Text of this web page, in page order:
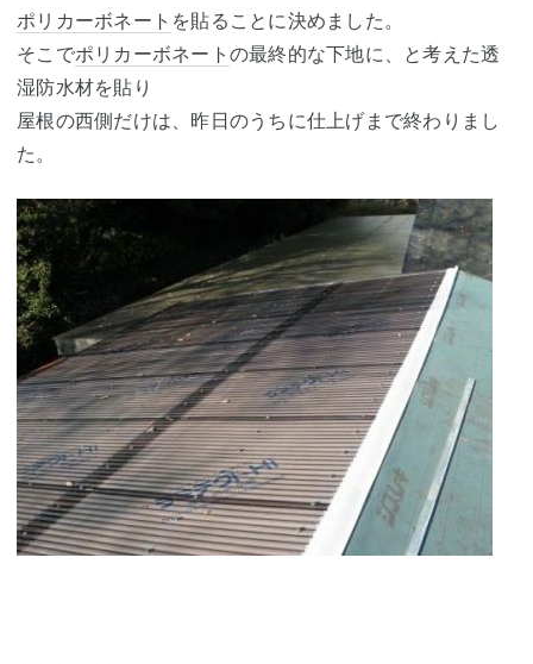
ポリカーボネート を貼ることに決めました。
そこでポリカーボネート の最終的な下地に、と考えた透
湿防水材を貼り
屋根の西側だけは、昨日のうちに仕上げまで終わりまし
た。